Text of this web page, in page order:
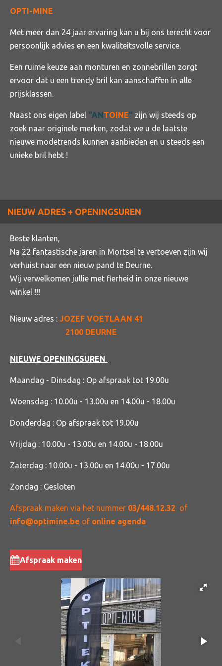
OPTI-MINE
Met meer dan 24 jaar ervaring kan u bij ons terecht voor
persoonlijk advies en een kwaliteitsvolle service.
Een ruime keuze aan monturen en zonnebrillen zorgt
ervoor dat u een trendy bril kan aanschaffen in alle
prijsklassen.
Naast ons eigen label "AN TOINE" zijn wij steeds op
zoek naar originele merken, zodat we u de laatste
nieuwe modetrends kunnen aanbieden en u steeds een
unieke bril hebt !
NIEUW ADRES + OPENINGSUREN
Beste klanten,
Na 22 fantastische jaren in Mortsel te vertoeven zijn wij
verhuist naar een nieuw pand te Deurne.
Wij verwelkomen jullie met fierheid in onze nieuwe
winkel !!!
Nieuw adres : JOZEF VOETLAAN 41
2100 DEURNE
NIEUWE OPENINGSUREN
Maandag - Dinsdag : Op afspraak tot 19.00u
Woensdag : 10.00u - 13.00u en 14.00u - 18.00u
Donderdag : Op afspraak tot 19.00u
Vrijdag : 10.00u - 13.00u en 14.00u - 18.00u
Zaterdag : 10.00u - 13.00u en 14.00u - 17.00u
Zondag : Gesloten
Afspraak maken via het nummer 03/448.12.32 of
info@optimine.be of online agenda
Afspraak maken